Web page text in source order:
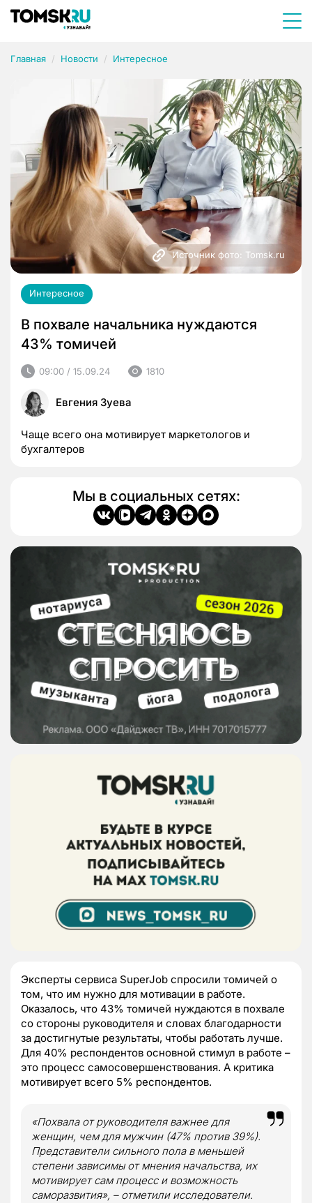
Главная Новости Интересное
Источник фото: Tomsk.ru
Интересное
В похвале начальника нуждаются
43% томичей
09:00 / 15.09.24 1810
Евгения Зуева
Чаще всего она мотивирует маркетологов и
бухгалтеров
Мы в социальных сетях:
Эксперты сервиса SuperJob спросили томичей о
том, что им нужно для мотивации в работе.
Оказалось, что 43% томичей нуждаются в похвале
со стороны руководителя и словах благодарности
за достигнутые результаты, чтобы работать лучше.
Для 40% респондентов основной стимул в работе –
это процесс самосовершенствования. А критика
мотивирует всего 5% респондентов.
«Похвала от руководителя важнее для
женщин, чем для мужчин (47% против 39%).
Представители сильного пола в меньшей
степени зависимы от мнения начальства, их
мотивирует сам процесс и возможность
саморазвития», – отметили исследователи.